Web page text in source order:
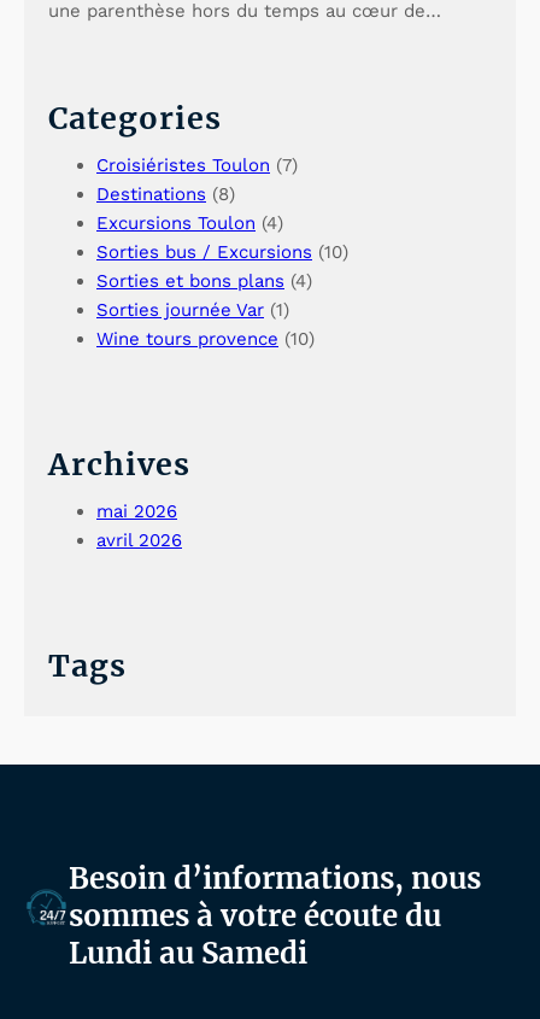
une parenthèse hors du temps au cœur de…
Categories
Croisiéristes Toulon (7)
Destinations (8)
Excursions Toulon (4)
Sorties bus / Excursions (10)
Sorties et bons plans (4)
Sorties journée Var (1)
Wine tours provence (10)
Archives
mai 2026
avril 2026
Tags
Besoin d’informations, nous
sommes à votre écoute du
Lundi au Samedi